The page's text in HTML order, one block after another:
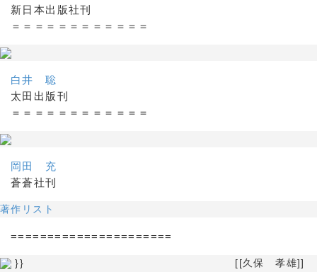
新日本出版社刊
＝＝＝＝＝＝＝＝＝＝＝＝
白井 聡
太田出版刊
＝＝＝＝＝＝＝＝＝＝＝＝
岡田 充
蒼蒼社刊
著作リスト
======================
}} [[久保 孝雄]]